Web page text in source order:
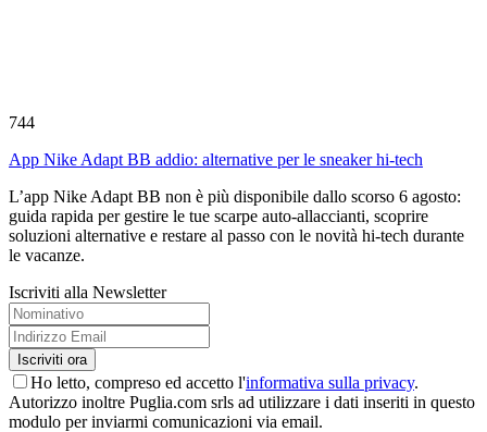
744
App Nike Adapt BB addio: alternative per le sneaker hi-tech
L’app Nike Adapt BB non è più disponibile dallo scorso 6 agosto:
guida rapida per gestire le tue scarpe auto-allaccianti, scoprire
soluzioni alternative e restare al passo con le novità hi-tech durante
le vacanze.
Iscriviti alla Newsletter
Ho letto, compreso ed accetto l'informativa sulla privacy.
Autorizzo inoltre Puglia.com srls ad utilizzare i dati inseriti in questo
modulo per inviarmi comunicazioni via email.